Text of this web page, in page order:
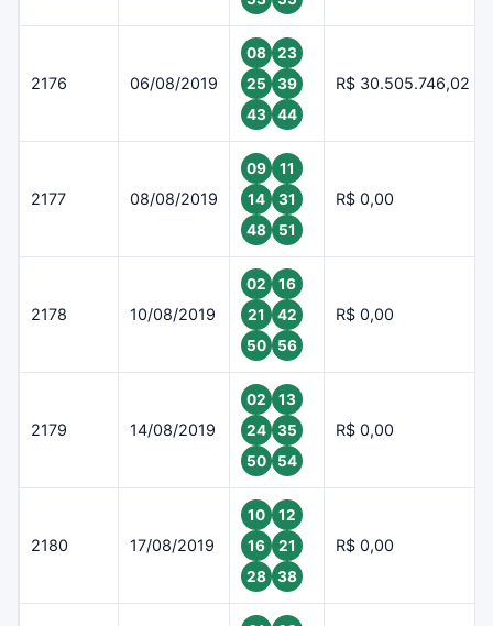
2176 06/08/2019
08
23
25
39
43
44
R$ 30.505.746,02
2177 08/08/2019
09
11
14
31
48
51
R$ 0,00
2178 10/08/2019
02
16
21
42
50
56
R$ 0,00
2179 14/08/2019
02
13
24
35
50
54
R$ 0,00
2180 17/08/2019
10
12
16
21
28
38
R$ 0,00